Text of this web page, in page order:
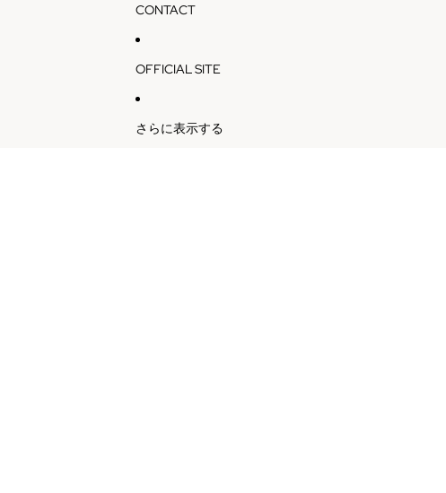
CONTACT
OFFICIAL SITE
さらに表示する